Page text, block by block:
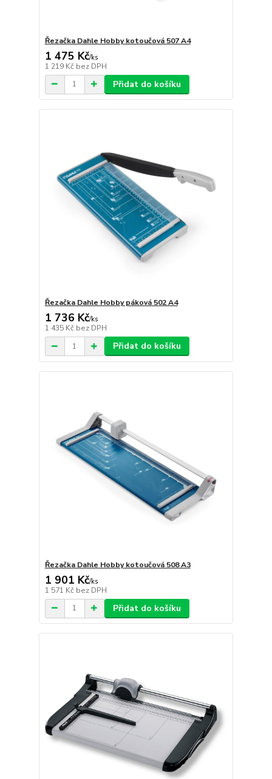
Řezačka Dahle Hobby kotoučová 507 A4
1 475 Kč/ks
1 219 Kč bez DPH
Přidat do košíku
Řezačka Dahle Hobby páková 502 A4
1 736 Kč/ks
1 435 Kč bez DPH
Přidat do košíku
Řezačka Dahle Hobby kotoučová 508 A3
1 901 Kč/ks
1 571 Kč bez DPH
Přidat do košíku